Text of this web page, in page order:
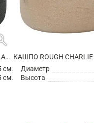
КАШПО ROUGH CHARLIE S BLACK WASHED
см.
см.
Диаметр
Высота